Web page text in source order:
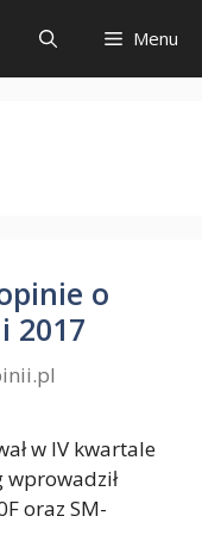
Menu
o
2017
w IV kwartale
wprowadził
oraz SM-